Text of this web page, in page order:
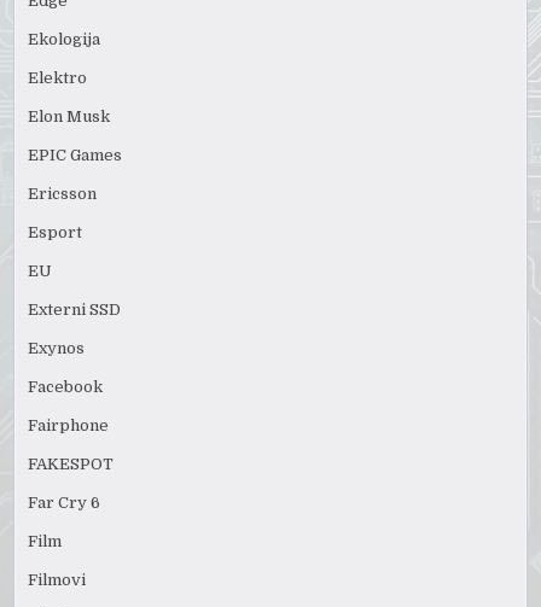
Ekologija
Elektro
Elon Musk
EPIC Games
Ericsson
Esport
EU
Externi SSD
Exynos
Facebook
Fairphone
FAKESPOT
Far Cry 6
Film
Filmovi